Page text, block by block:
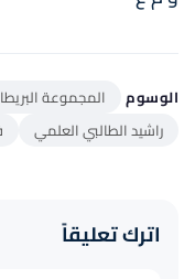
الوسوم
المجموعة
راشيد الطالبي العلمي
اترك تعليقاً